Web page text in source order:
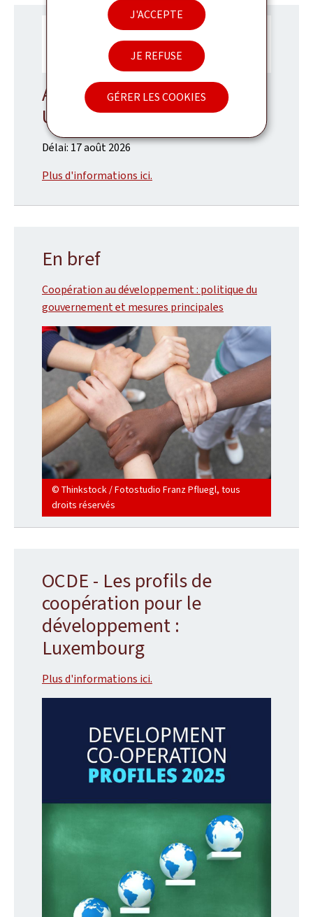
J'ACCEPTE
JE REFUSE
GÉRER LES COOKIES
Avis de recrutement:
UN Volunteers (UNV/VNU)
Délai: 17 août 2026
Plus d'informations ici.
En bref
Coopération au développement : politique du
gouvernement et mesures principales
© Thinkstock / Fotostudio Franz Pfluegl, tous
droits réservés
OCDE - Les profils de
coopération pour le
développement :
Luxembourg
Plus d'informations ici.